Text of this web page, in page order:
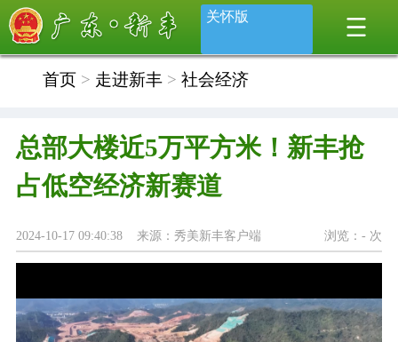
关怀版
首页> 走进新丰> 社会经济
总部大楼近5万平方米！新丰抢
占低空经济新赛道
浏览：- 次
2024-10-17 09:40:38 来源：秀美新丰客户端